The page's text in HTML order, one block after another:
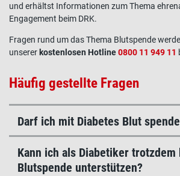
und erhältst Informationen zum Thema
Engagement beim DRK.
Fragen rund um das Thema Blutspende
unsererkostenlosen Hotline0800 11 949 11
Häufig gestellte Fragen
Darf ich mit Diabetes Blut
Kann ich als Diabetiker trotzdem
Blutspende unterstützen?